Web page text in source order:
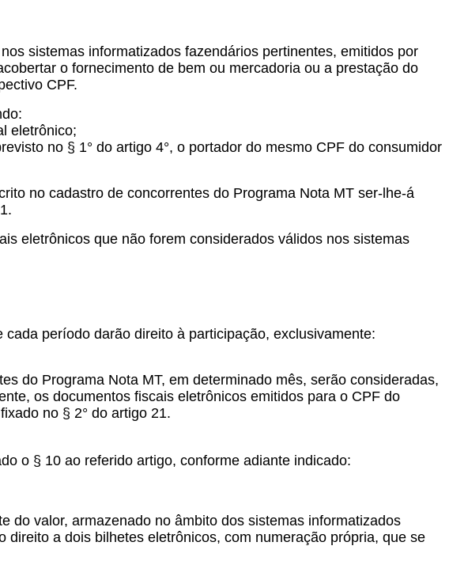
sistemas informatizados fazendários pertinentes, emitidos por
o fornecimento de bem ou mercadoria ou a prestação do
CPF.
eletrônico;
no § 1° do artigo 4°, o portador do mesmo CPF do consumidor
no cadastro de concorrentes do Programa Nota MT ser-lhe-á
eletrônicos que não forem considerados válidos nos sistemas
período darão direito à participação, exclusivamente:
do Programa Nota MT, em determinado mês, serão consideradas,
os documentos fiscais eletrônicos emitidos para o CPF do
no § 2° do artigo 21.
o § 10 ao referido artigo, conforme adiante indicado:
do valor, armazenado no âmbito dos sistemas informatizados
a dois bilhetes eletrônicos, com numeração própria, que se